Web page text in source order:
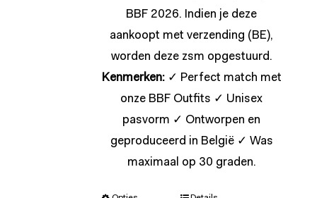
BBF 2026. Indien je deze
aankoopt met verzending (BE),
worden deze zsm opgestuurd.
Kenmerken:✓ Perfect match met
onze BBF Outfits ✓ Unisex
pasvorm ✓ Ontworpen en
geproduceerd in België ✓ Was
maximaal op 30 graden.